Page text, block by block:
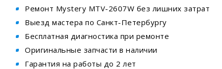
Ремонт Mystery MTV-2607W без лишних затрат
Выезд мастера по Санкт-Петербургу
Бесплатная диагностика при ремонте
Оригинальные запчасти в наличии
Гарантия на работы до 2 лет